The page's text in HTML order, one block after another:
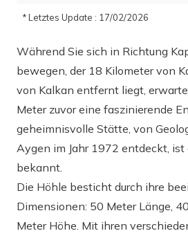
* Letztes Update : 17/02/2026
Während Sie sich in Richtung
bewegen, der 18 Kilometer von
von Kalkan entfernt liegt,
Meter zuvor eine faszinierende
geheimnisvolle Stätte, von
Aygen im Jahr 1972 entdeckt, ist
bekannt.
Die Höhle besticht durch ihre
Dimensionen: 50 Meter Länge,
Meter Höhe. Mit ihren